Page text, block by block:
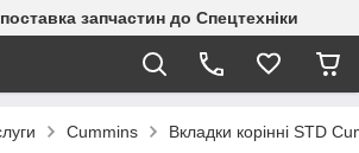
запчастин до Спецтехніки
Cummins Вкладки корінні STD